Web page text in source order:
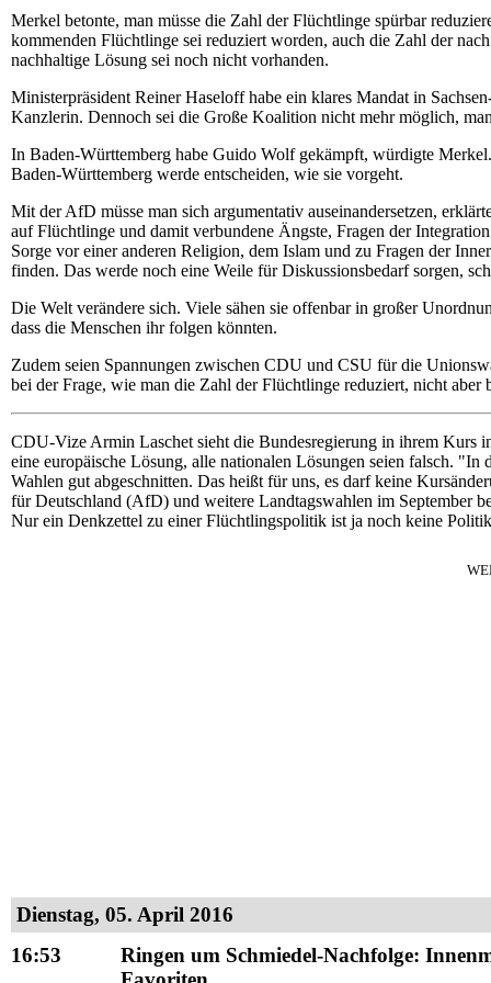
Merkel betonte, man müsse die Zahl der Flüchtlinge spürbar
kommenden Flüchtlinge sei reduziert worden, auch die Zahl der
nachhaltige Lösung sei noch nicht vorhanden.
Ministerpräsident Reiner Haseloff habe ein klares Mandat in
Kanzlerin. Dennoch sei die Große Koalition nicht mehr möglich,
In Baden-Württemberg habe Guido Wolf gekämpft, würdigte
Baden-Württemberg werde entscheiden, wie sie vorgeht.
Mit der AfD müsse man sich argumentativ auseinandersetzen,
auf Flüchtlinge und damit verbundene Ängste, Fragen der
Sorge vor einer anderen Religion, dem Islam und zu Fragen der
finden. Das werde noch eine Weile für Diskussionsbedarf sorgen,
Die Welt verändere sich. Viele sähen sie offenbar in großer
dass die Menschen ihr folgen könnten.
Zudem seien Spannungen zwischen CDU und CSU für die
bei der Frage, wie man die Zahl der Flüchtlinge reduziert, nicht aber
CDU-Vize Armin Laschet sieht die Bundesregierung in ihrem Kurs
eine europäische Lösung, alle nationalen Lösungen seien falsch.
Wahlen gut abgeschnitten. Das heißt für uns, es darf keine
für Deutschland (AfD) und weitere Landtagswahlen im September
Nur ein Denkzettel zu einer Flüchtlingspolitik ist ja noch keine
Dienstag, 05. April 2016
16:53
Ringen um Schmiedel-Nachfolge: